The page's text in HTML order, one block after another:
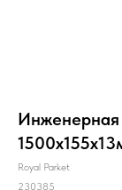
Инженерная
Royal Parket
230385